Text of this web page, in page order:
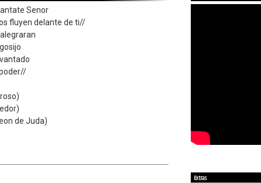
Senor
fluyen delante de ti//
de Juda)
Extras